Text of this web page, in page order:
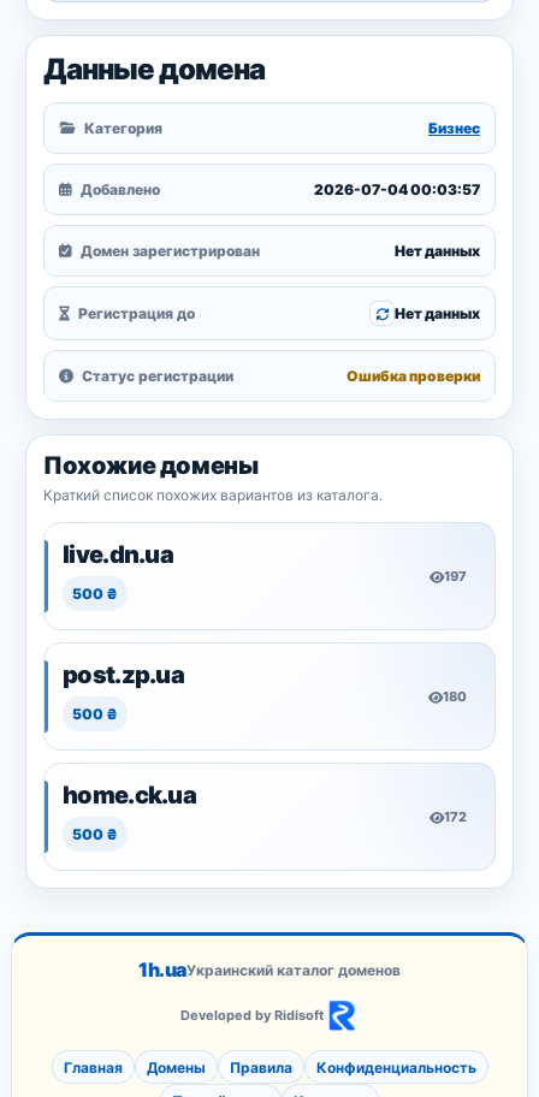
Данные домена
Категория Бизнес
Добавлено 2026-07-04 00:03:57
Домен зарегистрирован Нет данных
Регистрация до Нет данных
Статус регистрации Ошибка проверки
Похожие домены
Краткий список похожих вариантов из каталога.
live.dn.ua
500 ₴
197
post.zp.ua
500 ₴
180
home.ck.ua
500 ₴
172
1h.uaУкраинский каталог доменов
Developed by Ridisoft
Главная Домены Правила
Конфиденциальность